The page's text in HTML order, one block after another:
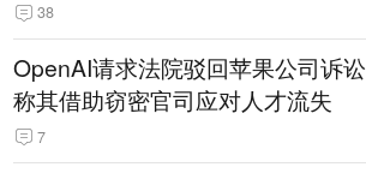
38
OpenAI请求法院驳回苹果公司诉讼
称其借助窃密官司应对人才流失
7